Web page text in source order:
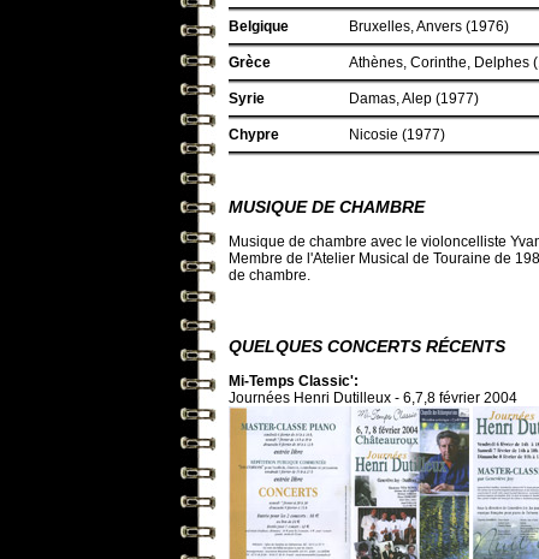
Belgique Bruxelles, Anvers (1976)
Grèce Athènes, Corinthe, Delphes
Syrie Damas, Alep (1977)
Chypre Nicosie (1977)
MUSIQUE DE CHAMBRE
Musique de chambre avec le violoncelliste
Membre de l'Atelier Musical de Touraine de
de chambre.
QUELQUES CONCERTS RÉCENTS
Mi-Temps Classic':
Journées Henri Dutilleux - 6,7,8 février 2004